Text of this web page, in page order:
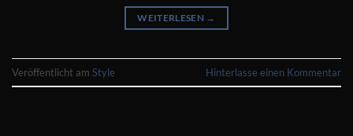
WEITERLESEN →
Veröffentlicht am Style Hinterlasse einen Kommentar